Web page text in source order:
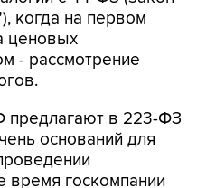
когда на первом
ценовых
- рассмотрение
предлагают в 223-ФЗ
оснований для
время госкомпании